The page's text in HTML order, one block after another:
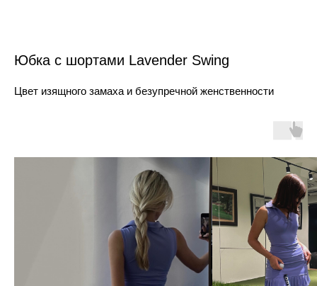
Юбка с шортами Lavender Swing
Цвет изящного замаха и безупречной женственности